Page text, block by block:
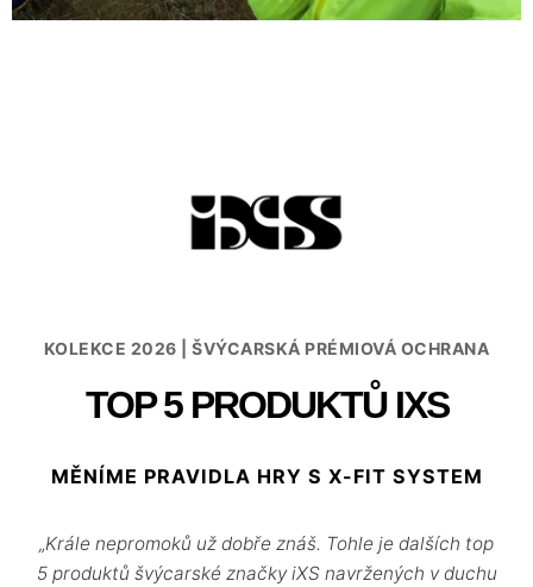
KOLEKCE 2026 | ŠVÝCARSKÁ PRÉMIOVÁ OCHRANA
TOP 5 PRODUKTŮ IXS
MĚNÍME PRAVIDLA HRY S X-FIT SYSTEM
„Krále nepromoků už dobře znáš. Tohle je dalších top
5 produktů švýcarské značky iXS navržených v duchu